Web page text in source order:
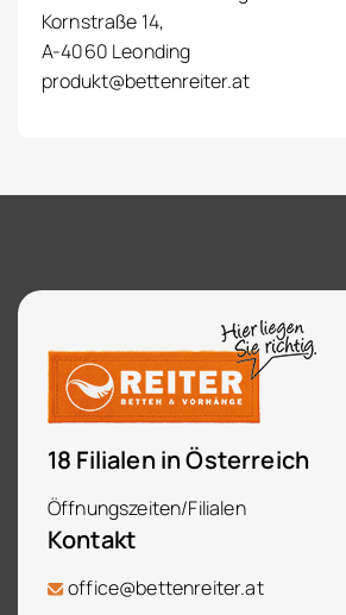
Kornstraße 14,
A-4060 Leonding
produkt@bettenreiter.at
18 Filialen in Österreich
Öffnungszeiten/Filialen
Kontakt
office@bettenreiter.at